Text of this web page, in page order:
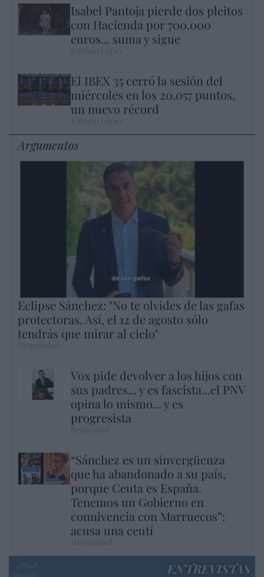
Isabel Pantoja pierde dos pleitos
con Hacienda por 700.000
euros... suma y sigue
El IBEX 35 cerró la sesión del
miércoles en los 20.057 puntos,
un nuevo récord
Argumentos
Eclipse Sánchez: "No te olvides de las gafas
protectoras. Así, el 12 de agosto sólo
tendrás que mirar al cielo"
Vox pide devolver a los hijos con
sus padres... y es fascista...el PNV
opina lo mismo... y es
progresista
“Sánchez es un sinvergüenza
que ha abandonado a su país,
porque Ceuta es España.
Tenemos un Gobierno en
connivencia con Marruecos”:
acusa una ceutí
ENTREVISTAS